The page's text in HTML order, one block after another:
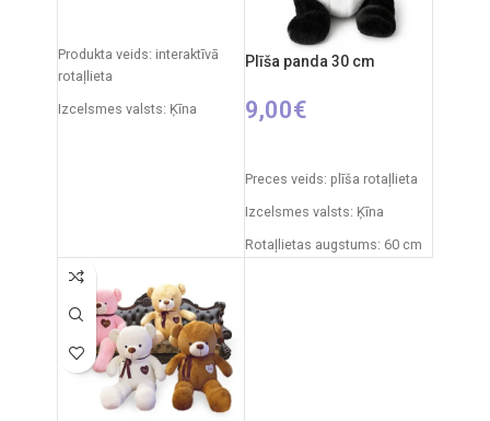
Uzturēšana:
plīšs ir
mazgājams, noņemot
iekšējo moduli.
Clementoni
Produkta veids: interaktīvā
rotaļlieta
Izcelsmes valsts: Ķīna
gadiem
Elementi: 3 x AA (nav iekļauti)
Plīša panda 30 cm
9,00€
Preces veids: plīša rotaļlieta
Izcelsmes valsts: Ķīna
Rotaļlietas augstums: 60 cm